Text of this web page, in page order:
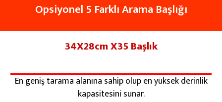
Opsiyonel 5 Farklı Arama Başlığı
34X28cm X35 Başlık
En geniş tarama alanına sahip olup en yüksek derinlik
kapasitesini sunar.